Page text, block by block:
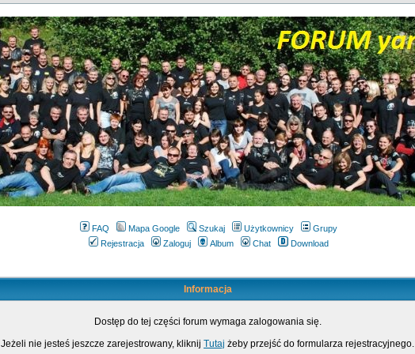
FAQ Mapa Google Szukaj Użytkownicy
Grupy
Rejestracja
Zaloguj Album Chat Download
Informacja
Dostęp do tej części forum wymaga zalogowania się.
Jeżeli nie jesteś jeszcze zarejestrowany, kliknij Tutaj żeby przejść do formularza rejestracyjnego.